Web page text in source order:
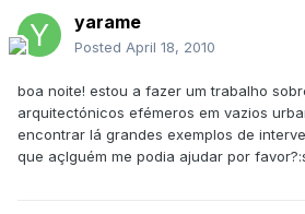
yarame
Posted April 18, 2010
boa noite! estou a fazer um trabalho
arquitectónicos efémeros em vazios
encontrar lá grandes exemplos de
que açlguém me podia ajudar por